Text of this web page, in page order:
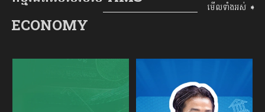
ECONOMY
មើលទាំងអស់ ➧